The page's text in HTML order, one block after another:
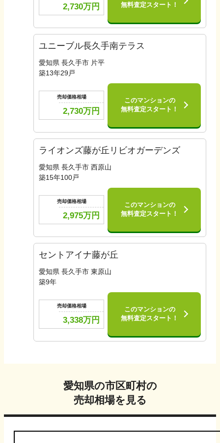
2,730万円
無料査定スタート！
ユニーブル長久手南テラス
愛知県 長久手市 片平
築13年29戸
売却価格相場
2,730万円
このマンションの
無料査定スタート！
ライオンズ藤が丘リビオガーデンズ
愛知県 長久手市 西原山
築15年100戸
売却価格相場
2,975万円
このマンションの
無料査定スタート！
セントアイナ藤が丘
愛知県 長久手市 東原山
築9年
売却価格相場
3,338万円
このマンションの
無料査定スタート！
愛知県の市区町村の
売却相場を見る